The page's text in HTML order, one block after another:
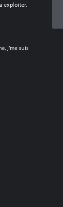
exploiter.
j’me suis